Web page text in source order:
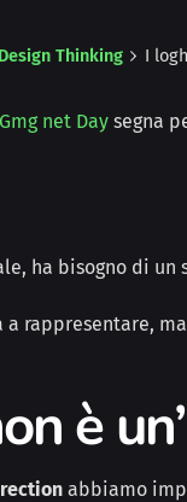
Design Thinking I
Gmg net Day segna
ha bisogno di un
a rappresentare,
è
abbiamo